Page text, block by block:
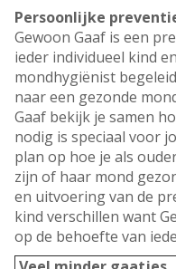
Persoonlijke
Gewoon Gaaf is een
ieder individueel kind
mondhygiënist
naar een gezonde
Gaaf bekijk je samen
nodig is speciaal voor
plan op hoe je als
zijn of haar mond
en uitvoering van de
kind verschillen want
op de behoefte van